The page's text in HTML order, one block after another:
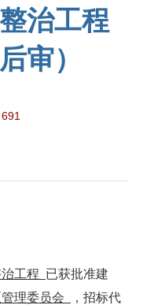
治工程
审）
691
工程 已获批准建
理委员会 ， 招标代